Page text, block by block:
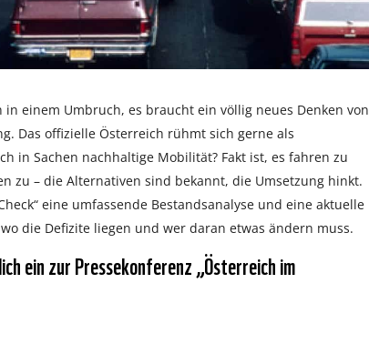
einem Umbruch, es braucht ein völlig neues Denken von
Das offizielle Österreich rühmt sich gerne als
in Sachen nachhaltige Mobilität? Fakt ist, es fahren zu
zu – die Alternativen sind bekannt, die Umsetzung hinkt.
eine umfassende Bestandsanalyse und eine aktuelle
die Defizite liegen und wer daran etwas ändern muss.
ein zur Pressekonferenz „Österreich im